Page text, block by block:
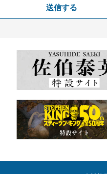
送信する